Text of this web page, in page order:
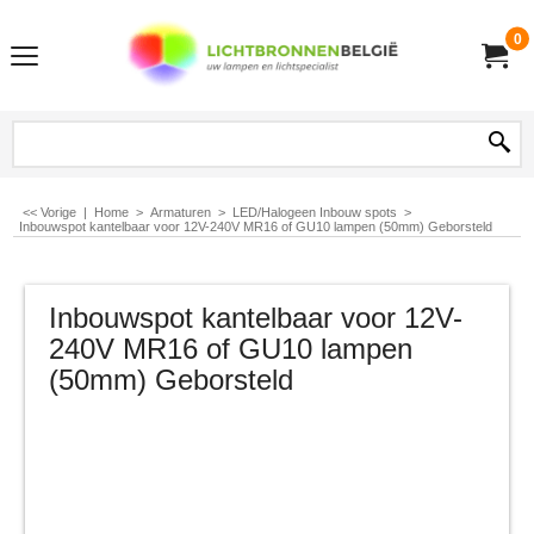
0
<< Vorige | Home > Armaturen > LED/Halogeen Inbouw spots >
Inbouwspot kantelbaar voor 12V-240V MR16 of GU10 lampen (50mm) Geborsteld
Inbouwspot kantelbaar voor 12V-
240V MR16 of GU10 lampen
(50mm) Geborsteld